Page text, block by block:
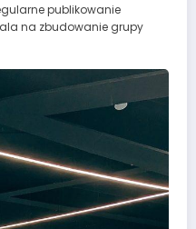
publikowanie
na zbudowanie grupy